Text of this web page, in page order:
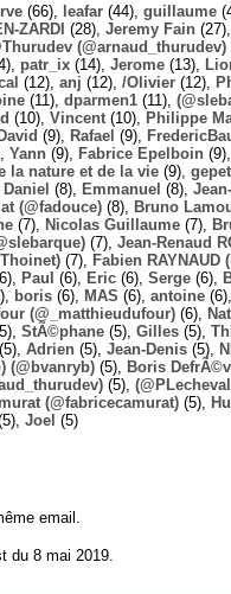
(66), leafar (44), guillaume
ZARDI (28), Jeremy Fain (27),
(@arnaud_thurudev)
patr_ix (14), Jerome (13),
(12), anj (12), /Olivier (12),
(11), dparmen1 (11),
(10), Vincent (10), Philippe
David (9), Rafael (9),
Yann (9), Fabrice Epelboin (9),
la nature et de la vie (9),
Daniel (8), Emmanuel (8),
(@fadouce) (8), Bruno
(7), Nicolas Guillaume (7),
(7), Jean-Renaud
(7), Fabien RAYNAUD
Paul (6), Eric (6), Serge (6),
boris (6), MAS (6), antoine (6),
(@_matthieudufour) (6),
StÃ©phane (5), Gilles (5),
(5), Adrien (5), Jean-Denis (5),
(@bvanryb) (5), Boris
(5),
(@fabricecamurat) (5),
Joel (5)
email.
du 8 mai 2019.